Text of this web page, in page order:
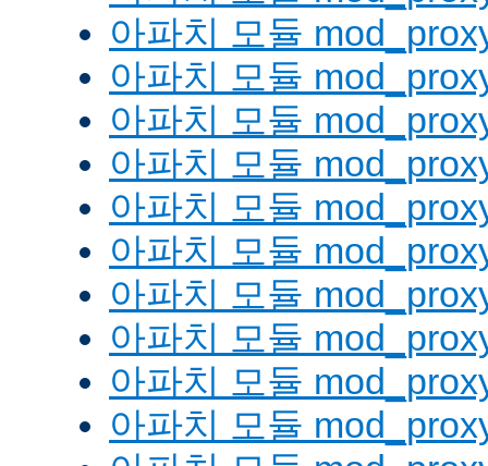
아파치 모듈
아파치 모듈
아파치 모듈
아파치 모듈
아파치 모듈
아파치 모듈
아파치 모듈
아파치 모듈
아파치 모듈
아파치 모듈